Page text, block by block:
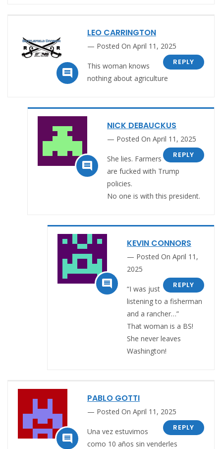

LEO CARRINGTON
Posted On April 11, 2025
REPLY
This woman knows
nothing about agriculture

NICK DEBAUCKUS
Posted On April 11, 2025
REPLY
She lies. Farmers
are fucked with Trump
policies.
No one is with this president.

KEVIN CONNORS
Posted On April 11,
2025
REPLY
“I was just
listening to a fisherman
and a rancher…”
That woman is a BS!
She never leaves
Washington!

PABLO GOTTI
Posted On April 11, 2025
REPLY
Una vez estuvimos
como 10 años sin venderles